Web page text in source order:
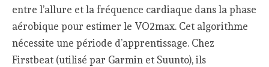
entre l’allure et la fréquence cardiaque dans la phase
aérobique pour estimer le VO2max. Cet algorithme
nécessite une période d’apprentissage. Chez
Firstbeat (utilisé par Garmin et Suunto), ils